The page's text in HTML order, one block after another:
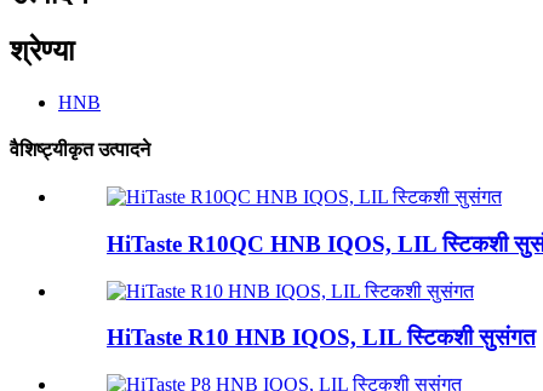
श्रेण्या
HNB
वैशिष्ट्यीकृत उत्पादने
HiTaste R10QC HNB IQOS, LIL स्टिकशी
HiTaste R10 HNB IQOS, LIL स्टिकशी सुसंगत